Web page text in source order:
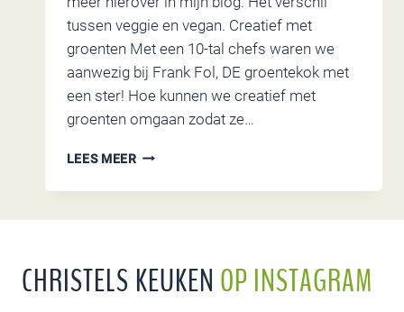
tussen veggie en vegan. Creatief met
groenten Met een 10-tal chefs waren we
aanwezig bij Frank Fol, DE groentekok met
een ster! Hoe kunnen we creatief met
groenten omgaan zodat ze…
LEES MEERWORKSHOP
BIJ
CHRISTELS KEUKEN OP INSTAGRAM